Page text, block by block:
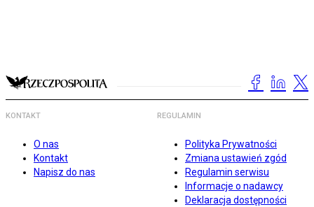
KONTAKT
O nas
Kontakt
Napisz do nas
REGULAMIN
Polityka Prywatności
Zmiana ustawień zgód
Regulamin serwisu
Informacje o nadawcy
Deklaracja dostępności